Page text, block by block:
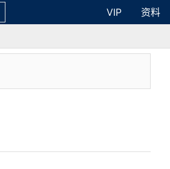
VIP
资料